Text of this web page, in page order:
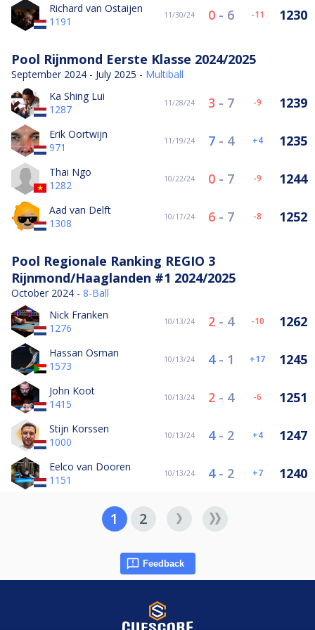
Richard van Ostaijen
1191
11/30/24 0- 6 -11 1230
Pool Rijnmond Eerste Klasse 2024/2025
September 2024 - July 2025 - Multiball
Ka Shing Lui
1287
11/28/24 3 - 7 -9 1239
Erik Oortwijn
971
11/19/24 7- 4 4 1235
Thai Ngo
1282
10/22/24 0- 7 -9 1244
Aad van Delft
1308
10/17/24 6- 7 -8 1252
Pool Regionale Ranking REGIO 3
Rijnmond/Haaglanden #1 2024/2025
October 2024 - 8-Ball
Nick Franken
1276
10/13/24 2- 4 -10 1262
Hassan Osman
1573
10/13/24 4- 1 17 1245
John Koot
1415
10/13/24 2- 4 -6 1251
Stijn Korssen
1000
10/13/24 4- 2 4 1247
Eelco van Dooren
1151
10/13/24 4- 2 7 1240
1 2
Feedback